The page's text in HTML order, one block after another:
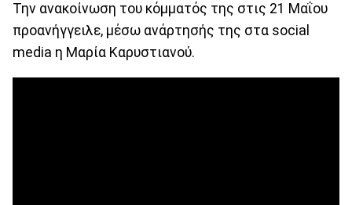
Την ανακοίνωση του κόμματός της στις 21 Μαΐου
προανήγγειλε, μέσω ανάρτησής της στα social
media η Μαρία Καρυστιανού.